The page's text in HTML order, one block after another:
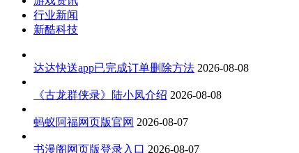
行业新闻
新酷科技
达达快送app已完成订单删除方法 2026-08-08
《古龙群侠录》陆小凤介绍 2026-08-08
蚂蚁阿福网页版官网 2026-08-07
书漫阁网页版登录入口 2026-08-07